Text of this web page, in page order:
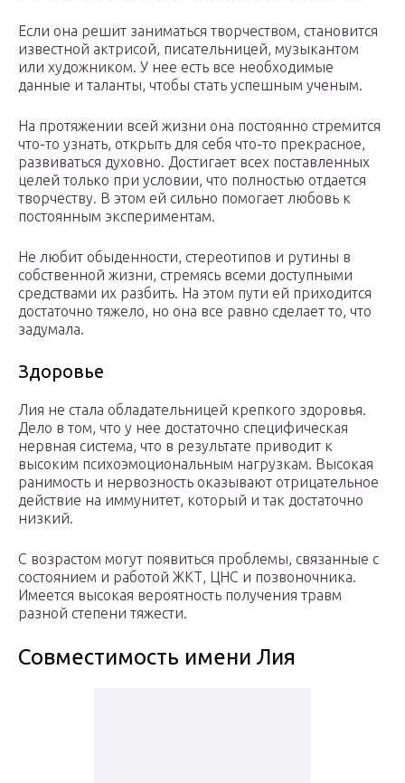
Если она решит заниматься творчеством, становится
известной актрисой, писательницей, музыкантом
или художником. У нее есть все необходимые
данные и таланты, чтобы стать успешным ученым.
На протяжении всей жизни она постоянно стремится
что-то узнать, открыть для себя что-то прекрасное,
развиваться духовно. Достигает всех поставленных
целей только при условии, что полностью отдается
творчеству. В этом ей сильно помогает любовь к
постоянным экспериментам.
Не любит обыденности, стереотипов и рутины в
собственной жизни, стремясь всеми доступными
средствами их разбить. На этом пути ей приходится
достаточно тяжело, но она все равно сделает то, что
задумала.
Здоровье
Лия не стала обладательницей крепкого здоровья.
Дело в том, что у нее достаточно специфическая
нервная система, что в результате приводит к
высоким психоэмоциональным нагрузкам. Высокая
ранимость и нервозность оказывают отрицательное
действие на иммунитет, который и так достаточно
низкий.
С возрастом могут появиться проблемы, связанные с
состоянием и работой ЖКТ, ЦНС и позвоночника.
Имеется высокая вероятность получения травм
разной степени тяжести.
Совместимость имени Лия